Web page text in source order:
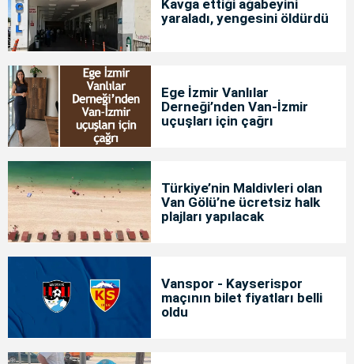
Kavga ettiği ağabeyini
yaraladı, yengesini öldürdü
Ege İzmir Vanlılar
Derneği’nden Van-İzmir
uçuşları için çağrı
Türkiye’nin Maldivleri olan
Van Gölü’ne ücretsiz halk
plajları yapılacak
Vanspor - Kayserispor
maçının bilet fiyatları belli
oldu